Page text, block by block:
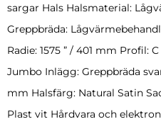
sargar Hals Halsmaterial:
Greppbräda:
Radie: 1575 ” / 401 mm Profil:
Jumbo Inlägg: Greppbräda
mm Halsfärg: Natural Satin
Plast vit Hårdvara och